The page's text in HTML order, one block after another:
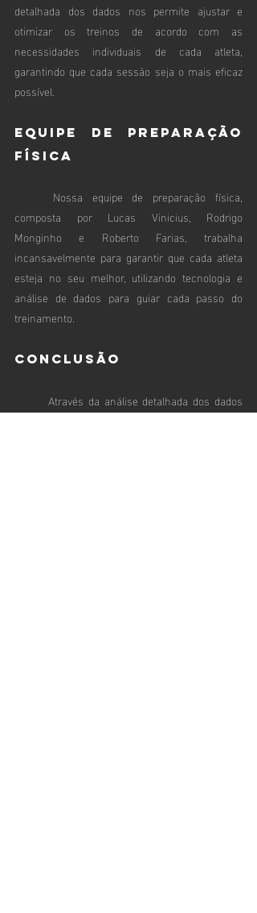
detalhada dos dados nos permite ajustar e
otimizar os treinos de acordo com as
necessidades individuais de cada atleta,
garantindo que cada sessão seja o mais eficaz
possível.
Equipe de Preparação
Física
composta por Lucas Vinicius, Rodrigo
Monginho e Roberto Farias, trabalha
incansavelmente para garantir que cada atleta
esteja no seu melhor, utilizando tecnologia e
análise de dados para guiar cada passo do
treinamento.
Conclusão